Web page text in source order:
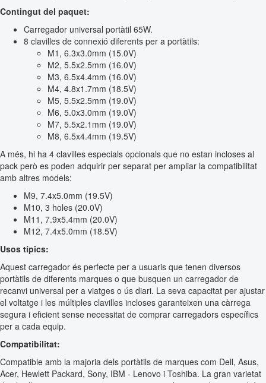
Contingut del paquet:
Carregador universal portàtil 65W.
8 clavilles de connexió diferents per a portàtils:
M1, 6.3x3.0mm (15.0V)
M2, 5.5x2.5mm (16.0V)
M3, 6.5x4.4mm (16.0V)
M4, 4.8x1.7mm (18.5V)
M5, 5.5x2.5mm (19.0V)
M6, 5.0x3.0mm (19.0V)
M7, 5.5x2.1mm (19.0V)
M8, 6.5x4.4mm (19.5V)
A més, hi ha 4 clavilles especials opcionals que no estan incloses al
pack però es poden adquirir per separat per ampliar la compatibilitat
amb altres models:
M9, 7.4x5.0mm (19.5V)
M10, 3 holes (20.0V)
M11, 7.9x5.4mm (20.0V)
M12, 7.4x5.0mm (18.5V)
Usos típics:
Aquest carregador és perfecte per a usuaris que tenen diversos
portàtils de diferents marques o que busquen un carregador de
recanvi universal per a viatges o ús diari. La seva capacitat per ajustar
el voltatge i les múltiples clavilles incloses garanteixen una càrrega
segura i eficient sense necessitat de comprar carregadors específics
per a cada equip.
Compatibilitat:
Compatible amb la majoria dels portàtils de marques com Dell, Asus,
Acer, Hewlett Packard, Sony, IBM - Lenovo i Toshiba. La gran varietat